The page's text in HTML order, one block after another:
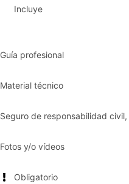
Incluye
Guía profesional
Material técnico
Seguro de responsabilidad
Fotos y/o vídeos
Obligatorio